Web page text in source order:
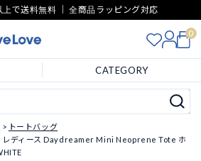
で送料無料 ｜ 全商品ラッピング対応
0
CATEGORY
トートバッグ
レディース Daydreamer Mini Neoprene Tote ホ